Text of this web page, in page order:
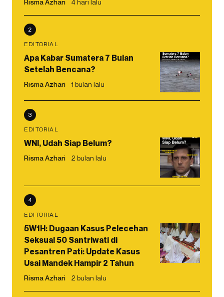
Risma Azhari 4 hari lalu
2
EDITORIAL
Apa Kabar Sumatera 7 Bulan
Setelah Bencana?
Risma Azhari 1 bulan lalu
3
EDITORIAL
WNI, Udah Siap Belum?
Risma Azhari 2 bulan lalu
4
EDITORIAL
5W1H: Dugaan Kasus Pelecehan
Seksual 50 Santriwati di
Pesantren Pati: Update Kasus
Usai Mandek Hampir 2 Tahun
Risma Azhari 2 bulan lalu